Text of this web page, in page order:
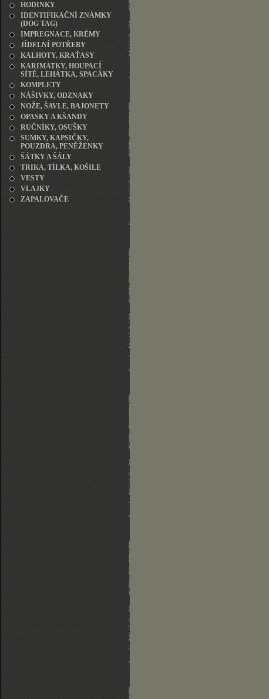
HODINKY
IDENTIFIKAČNÍ ZNÁMKY
(DOG TAG)
IMPREGNACE, KRÉMY
JÍDELNÍ POTŘEBY
KALHOTY, KRAŤASY
KARIMATKY, HOUPACÍ
SÍTĚ, LEHÁTKA, SPACÁKY
KOMPLETY
NÁŠIVKY, ODZNAKY
NOŽE, ŠAVLE, BAJONETY
OPASKY A KŠANDY
RUČNÍKY, OSUŠKY
SUMKY, KAPSIČKY,
POUZDRA, PENĚŽENKY
ŠÁTKY A ŠÁLY
TRIKA, TÍLKA, KOŠILE
VESTY
VLAJKY
ZAPALOVAČE